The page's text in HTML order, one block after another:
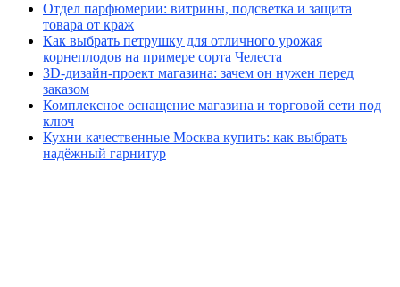
Отдел парфюмерии: витрины, подсветка и защита
товара от краж
Как выбрать петрушку для отличного урожая
корнеплодов на примере сорта Челеста
3D-дизайн-проект магазина: зачем он нужен перед
заказом
Комплексное оснащение магазина и торговой сети под
ключ
Кухни качественные Москва купить: как выбрать
надёжный гарнитур